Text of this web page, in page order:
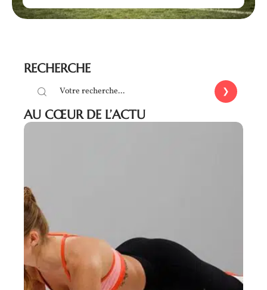
RECHERCHE
AU CŒUR DE L’ACTU